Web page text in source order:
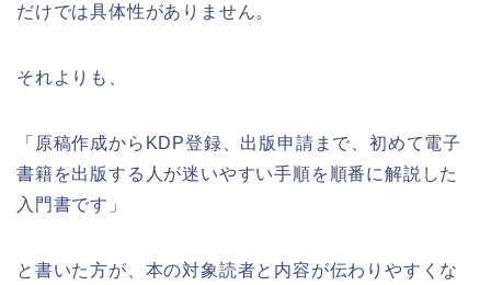
だけでは具体性がありません。
それよりも、
「原稿作成からKDP登録、出版申請まで、初めて電子
書籍を出版する人が迷いやすい手順を順番に解説した
入門書です」
と書いた方が、本の対象読者と内容が伝わりやすくな